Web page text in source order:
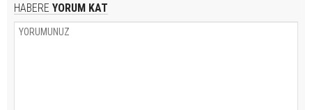
HABERE YORUM KAT